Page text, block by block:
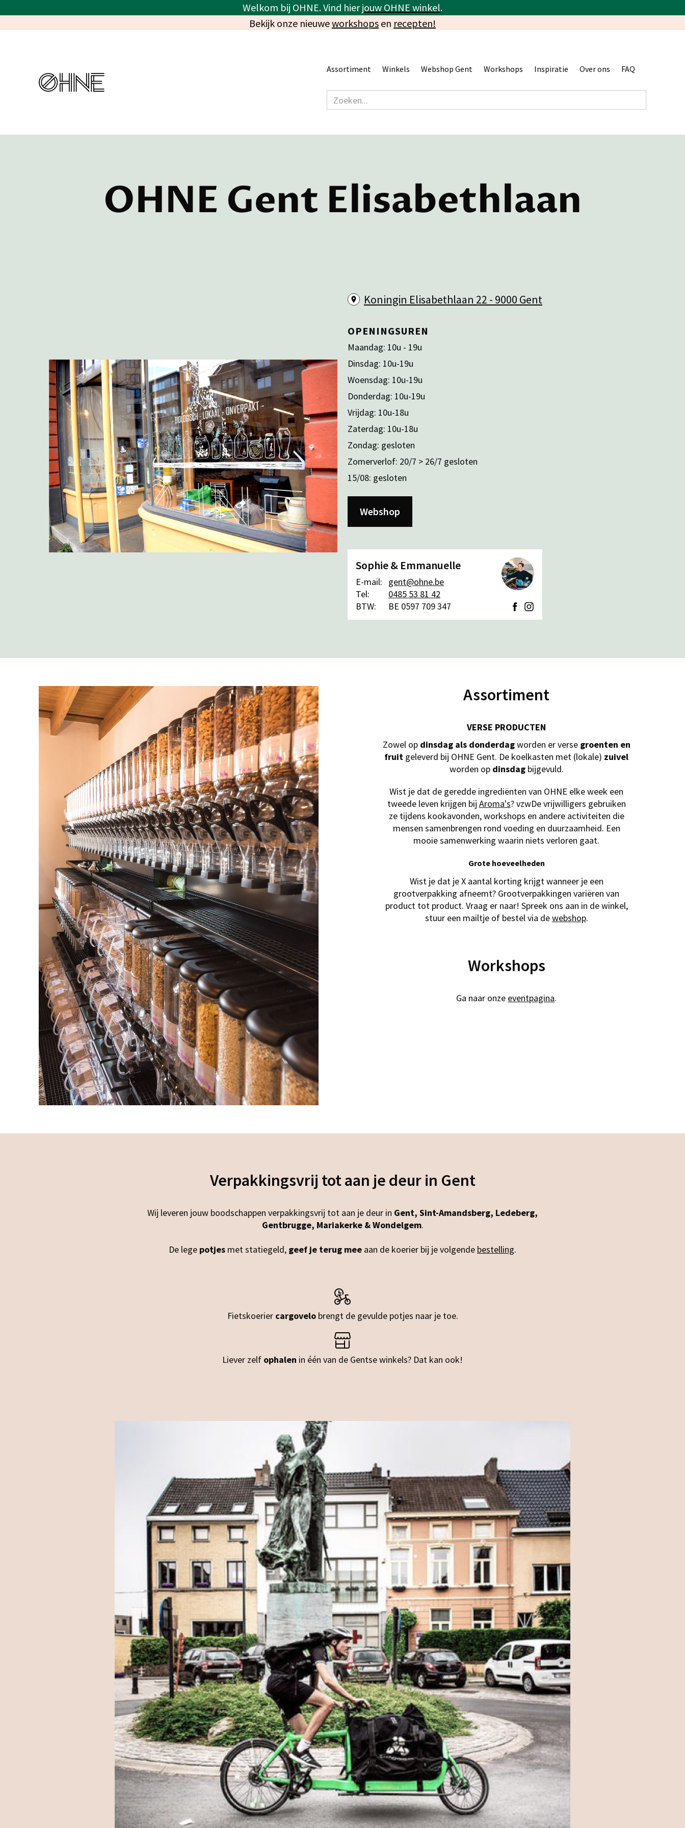
Welkom bij OHNE. Vind hierjouw OHNE winkel.
Bekijk onze nieuweworkshops en recepten!
Assortiment Winkels Webshop Gent Workshops Inspiratie Over ons FAQ
OHNE Gent Elisabethlaan
Koningin Elisabethlaan 22 - 9000 Gent
OPENINGSUREN
Maandag: 10u - 19u
Dinsdag: 10u-19u
Woensdag: 10u-19u
Donderdag: 10u-19u
Vrijdag: 10u-18u
Zaterdag: 10u-18u
Zondag: gesloten
Zomerverlof: 20/7 > 26/7 gesloten
15/08: gesloten
Webshop
Sophie & Emmanuelle
E-mail:
gent@ohne.be
Tel:
0485 53 81 42
BTW:
BE 0597 709 347
Assortiment
VERSE PRODUCTEN
Zowel opdinsdag als donderdagworden er verse groenten en
fruit geleverd bij OHNE Gent. De koelkasten met (lokale) zuivel
worden op dinsdagbijgevuld.
Wist je dat de geredde ingrediënten van OHNE elke week een
tweede leven krijgen bij Aroma's? vzwDe vrijwilligers gebruiken
ze tijdens kookavonden, workshops en andere activiteiten die
mensen samenbrengen rond voeding en duurzaamheid. Een
mooie samenwerking waarin niets verloren gaat.
Grote hoeveelheden
Wist je dat je X aantal korting krijgt wanneer je een
grootverpakking afneemt? Grootverpakkingen variëren van
product tot product. Vraag er naar! Spreek ons aan in de winkel,
stuur een mailtje of bestel via dewebshop.
Workshops
Ga naar onze eventpagina.
Verpakkingsvrij tot aan je deur in Gent
Wij leveren jouw boodschappen verpakkingsvrij tot aan je deur in Gent, Sint-Amandsberg, Ledeberg,
Gentbrugge, Mariakerke & Wondelgem.
De lege potjes met statiegeld, geef je terug mee aan de koerier bij je volgende bestelling.
Fietskoerier cargovelobrengt de gevulde potjes naar je toe.
Liever zelf ophalen in één van de Gentse winkels? Dat kan ook!